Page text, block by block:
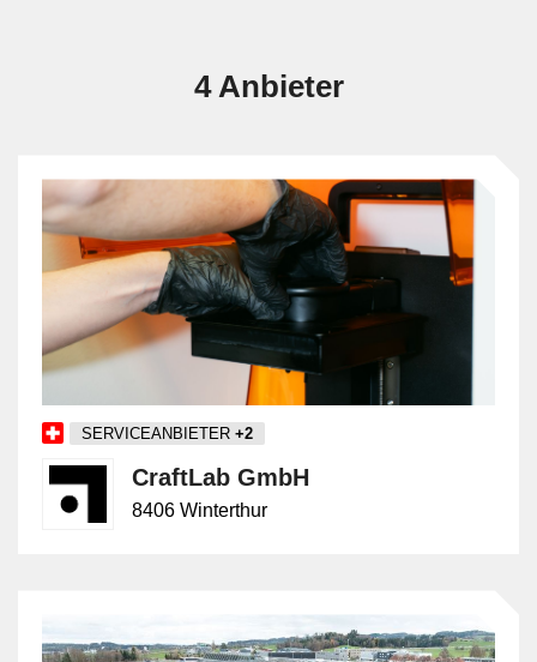
4 Anbieter
SERVICEANBIETER +2
CraftLab GmbH
8406 Winterthur
beispielsweise Bauteile, Geräte, Softwarelösungen oder
zusammen. Zu den Aufgaben gehören die Planung,
Auslegung und Konstruktion von Produkten, das Erstellen
von Modellen und Prototypen, die Durchführung von Tests
sowie die Analyse und Optimierung von Funktion,
Sicherheit, Lebensdauer und Kosten.
Entwicklungsfachpersonen nutzen moderne Methoden wie
CAD, Simulation, agile Entwicklung oder Rapid
Prototyping. Wichtige Voraussetzungen für diesen Beruf
sind technisches Verständnis, Kreativität,
Problemlösungskompetenz, Innovationsfreude und
systematisches Arbeiten. Entwicklungsingenieurinnen und
-ingenieure müssen komplexe Anforderungen erfassen,
Voraussetzung – z. B. Maschinenbau, Elektrotechnik,